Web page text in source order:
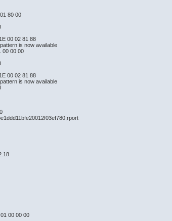
80 00
00 02 81 88
is now available
00 00 00
00 02 81 88
is now available
00 00 00